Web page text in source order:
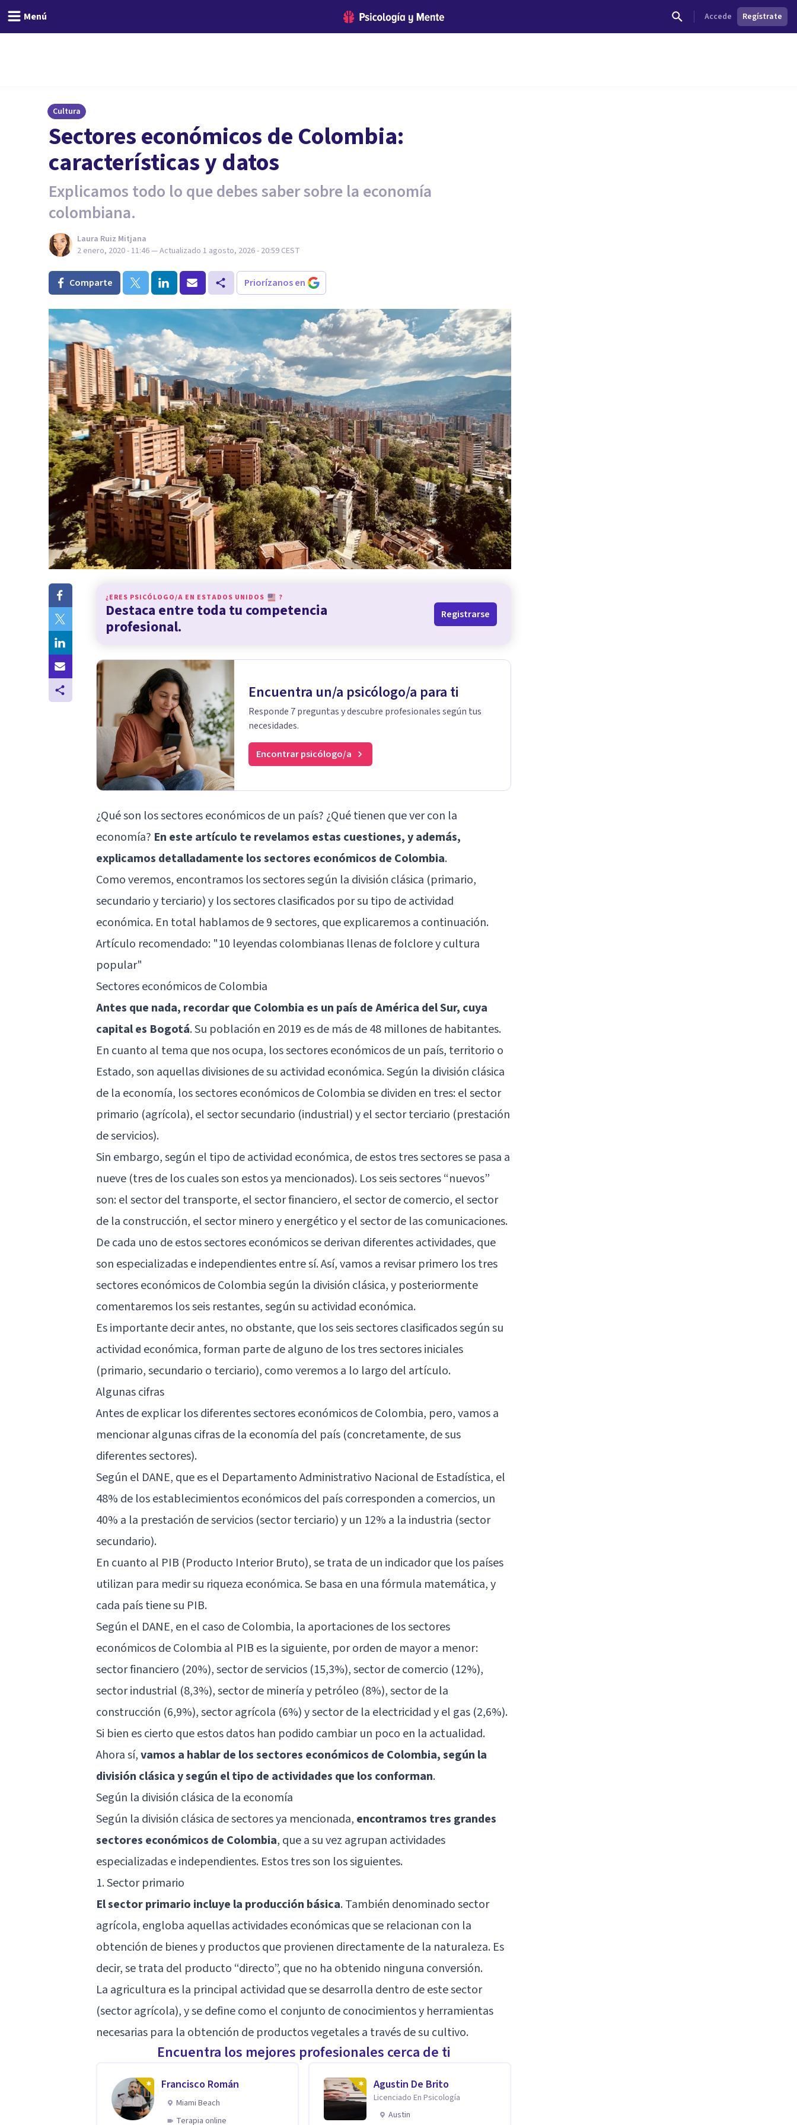
Menú Accede Regístrate
Cultura
Sectores económicos de Colombia:
características y datos
Explicamos todo lo que debes saber sobre la economía
colombiana.
Laura Ruiz Mitjana
2 enero, 2020 - 11:46— Actualizado 1 agosto, 2026 - 20:59 CEST
Comparte Priorízanos en
¿ERES PSICÓLOGO/A EN ESTADOS UNIDOS ?
Destaca entre toda tu competencia
profesional.
Registrarse
Encuentra un/a psicólogo/a para ti
Responde 7 preguntas y descubre profesionales según tus
necesidades.
Encontrar psicólogo/a
¿Qué son los sectores económicos de un país? ¿Qué tienen que ver con la
economía? En este artículo te revelamos estas cuestiones, y además,
explicamos detalladamente los sectores económicos de Colombia.
Como veremos, encontramos los sectores según la división clásica (primario,
secundario y terciario) y los sectores clasificados por su tipo de actividad
económica. En total hablamos de 9 sectores, que explicaremos a continuación.
Artículo recomendado: "10 leyendas colombianas llenas de folclore y cultura
popular"
Sectores económicos de Colombia
Antes que nada, recordar que Colombia es un país de América del Sur, cuya
capital es Bogotá. Su población en 2019 es de más de 48 millones de habitantes.
En cuanto al tema que nos ocupa, los sectores económicos de un país, territorio o
Estado, son aquellas divisiones de su actividad económica. Según la división clásica
de la economía, los sectores económicos de Colombia se dividen en tres: el sector
primario (agrícola), el sector secundario (industrial) y el sector terciario (prestación
de servicios).
Sin embargo, según el tipo de actividad económica, de estos tres sectores se pasa a
nueve (tres de los cuales son estos ya mencionados). Los seis sectores “nuevos”
son: el sector del transporte, el sector financiero, el sector de comercio, el sector
de la construcción, el sector minero y energético y el sector de las comunicaciones.
De cada uno de estos sectores económicos se derivan diferentes actividades, que
son especializadas e independientes entre sí. Así, vamos a revisar primero los tres
sectores económicos de Colombia según la división clásica, y posteriormente
comentaremos los seis restantes, según su actividad económica.
Es importante decir antes, no obstante, que los seis sectores clasificados según su
actividad económica, forman parte de alguno de los tres sectores iniciales
(primario, secundario o terciario), como veremos a lo largo del artículo.
Algunas cifras
Antes de explicar los diferentes sectores económicos de Colombia, pero, vamos a
mencionar algunas cifras de la economía del país (concretamente, de sus
diferentes sectores).
Según el DANE, que es el Departamento Administrativo Nacional de Estadística, el
48% de los establecimientos económicos del país corresponden a comercios, un
40% a la prestación de servicios (sector terciario) y un 12% a la industria (sector
secundario).
En cuanto al PIB (Producto Interior Bruto), se trata de un indicador que los países
utilizan para medir su riqueza económica. Se basa en una fórmula matemática, y
cada país tiene su PIB.
Según el DANE, en el caso de Colombia, la aportaciones de los sectores
económicos de Colombia al PIB es la siguiente, por orden de mayor a menor:
sector financiero (20%), sector de servicios (15,3%), sector de comercio (12%),
sector industrial (8,3%), sector de minería y petróleo (8%), sector de la
construcción (6,9%), sector agrícola (6%) y sector de la electricidad y el gas (2,6%).
Si bien es cierto que estos datos han podido cambiar un poco en la actualidad.
Ahora sí,vamos a hablar de los sectores económicos de Colombia, según la
división clásica y según el tipo de actividades que los conforman.
Según la división clásica de la economía
Según la división clásica de sectores ya mencionada, encontramos tres grandes
sectores económicos de Colombia, que a su vez agrupan actividades
especializadas e independientes. Estos tres son los siguientes.
1. Sector primario
El sector primario incluye la producción básica. También denominado sector
agrícola, engloba aquellas actividades económicas que se relacionan con la
obtención de bienes y productos que provienen directamente de la naturaleza. Es
decir, se trata del producto “directo”, que no ha obtenido ninguna conversión.
La agricultura es la principal actividad que se desarrolla dentro de este sector
(sector agrícola), y se define como el conjunto de conocimientos y herramientas
necesarias para la obtención de productos vegetales a través de su cultivo.
Encuentra los mejores profesionales cerca de ti
Francisco Román
Miami Beach
Terapia online
Agustin De Brito
Licenciado En Psicología
Austin